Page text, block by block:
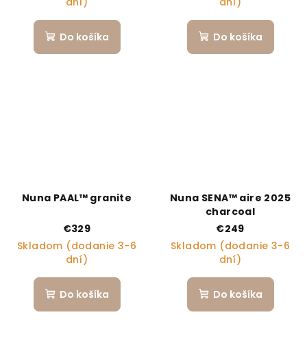
Do košíka Do košíka
Nuna PAAL™ granite
€329
Skladom (dodanie 3-6
dní)
Do košíka
Nuna SENA™ aire 2025
charcoal
€249
Skladom (dodanie 3-6
dní)
Do košíka